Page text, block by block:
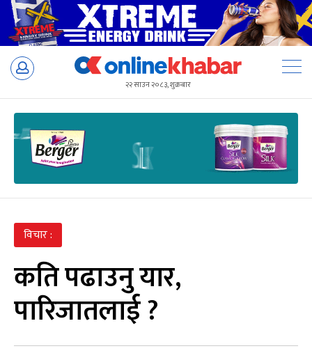
Skip
२२ साउन २०८३, शुक्रबार
विचार :
कति पढाउनु यार,
पारिजातलाई ?